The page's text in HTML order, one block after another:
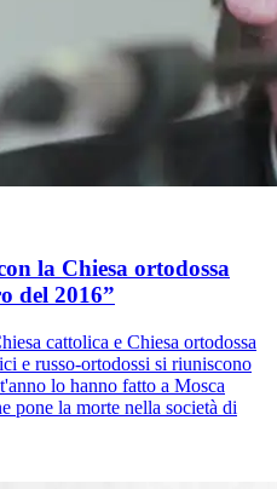
la Chiesa ortodossa
del 2016”
cattolica e Chiesa ortodossa
e russo-ortodossi si riuniscono
lo hanno fatto a Mosca
pone la morte nella società di